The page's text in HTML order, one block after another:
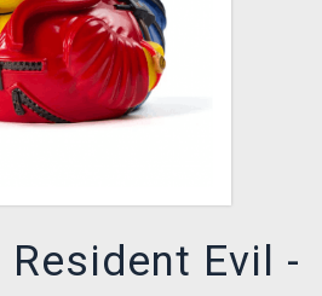
HUB
Evil -